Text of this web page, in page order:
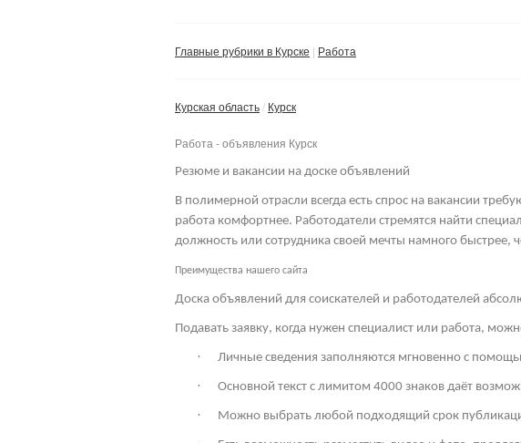
Главные рубрики в Курске Работа
Курская область Курск
Работа - объявления Курск
Резюме и вакансии на доске объявлений
В полимерной отрасли всегда есть спрос на вакансии
работа комфортнее. Работодатели стремятся найти
должность или сотрудника своей мечты намного
Преимущества нашего сайта
Доска объявлений для соискателей и работодателей
Подавать заявку, когда нужен специалист или работа,
· Личные сведения заполняются мгновенно с
· Основной текст с лимитом 4000 знаков даёт
· Можно выбрать любой подходящий срок